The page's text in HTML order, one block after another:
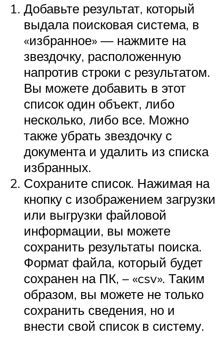
Добавьте результат, который
выдала поисковая система, в
«избранное» — нажмите на
звездочку, расположенную
напротив строки с результатом.
Вы можете добавить в этот
список один объект, либо
несколько, либо все. Можно
также убрать звездочку с
документа и удалить из списка
избранных.
Сохраните список. Нажимая на
кнопку с изображением загрузки
или выгрузки файловой
информации, вы можете
сохранить результаты поиска.
Формат файла, который будет
сохранен на ПК, – «csv». Таким
образом, вы можете не только
сохранить сведения, но и
внести свой список в систему.